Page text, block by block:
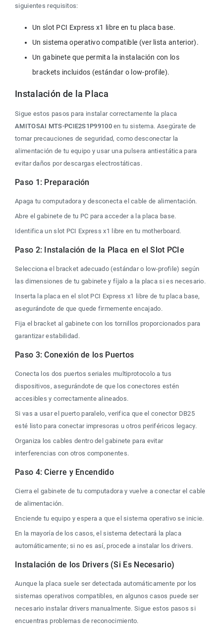
siguientes requisitos:
Un slot PCI Express x1 libre en tu placa base.
Un sistema operativo compatible (ver lista anterior).
Un gabinete que permita la instalación con los
brackets incluidos (estándar o low-profile).
Instalación de la Placa
Sigue estos pasos para instalar correctamente la placa
AMITOSAI MTS-PCIE2S1P99100 en tu sistema. Asegúrate de
tomar precauciones de seguridad, como desconectar la
alimentación de tu equipo y usar una pulsera antiestática para
evitar daños por descargas electrostáticas.
Paso 1: Preparación
Apaga tu computadora y desconecta el cable de alimentación.
Abre el gabinete de tu PC para acceder a la placa base.
Identifica un slot PCI Express x1 libre en tu motherboard.
Paso 2: Instalación de la Placa en el Slot PCIe
Selecciona el bracket adecuado (estándar o low-profile) según
las dimensiones de tu gabinete y fíjalo a la placa si es necesario.
Inserta la placa en el slot PCI Express x1 libre de tu placa base,
asegurándote de que quede firmemente encajado.
Fija el bracket al gabinete con los tornillos proporcionados para
garantizar estabilidad.
Paso 3: Conexión de los Puertos
Conecta los dos puertos seriales multiprotocolo a tus
dispositivos, asegurándote de que los conectores estén
accesibles y correctamente alineados.
Si vas a usar el puerto paralelo, verifica que el conector DB25
esté listo para conectar impresoras u otros periféricos legacy.
Organiza los cables dentro del gabinete para evitar
interferencias con otros componentes.
Paso 4: Cierre y Encendido
Cierra el gabinete de tu computadora y vuelve a conectar el cable
de alimentación.
Enciende tu equipo y espera a que el sistema operativo se inicie.
En la mayoría de los casos, el sistema detectará la placa
automáticamente; si no es así, procede a instalar los drivers.
Instalación de los Drivers (Si Es Necesario)
Aunque la placa suele ser detectada automáticamente por los
sistemas operativos compatibles, en algunos casos puede ser
necesario instalar drivers manualmente. Sigue estos pasos si
encuentras problemas de reconocimiento.